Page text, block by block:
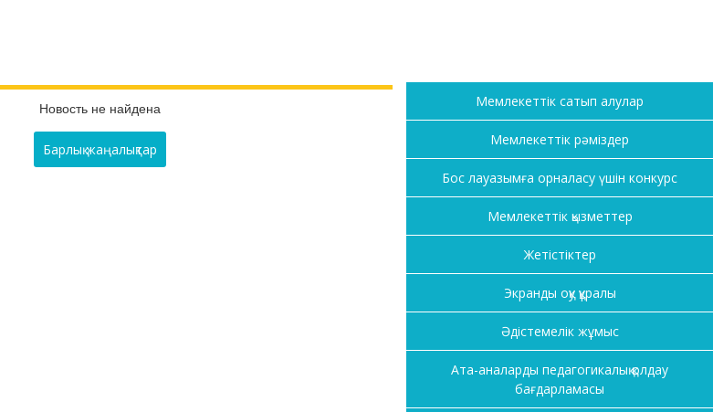
Новость не найдена
Барлық жаңалықтар
Мемлекеттік сатып алулар
Мемлекеттік рәміздер
Бос лауазымға орналасу үшін конкурс
Мемлекеттік қызметтер
Жетістіктер
Экранды оқу құралы
Әдістемелік жұмыс
Ата-аналарды педагогикалық қолдау
бағдарламасы